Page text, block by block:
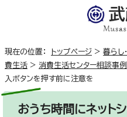
現在の位置： トップページ > 暮らし
費生活 > 消費生活センター相談事例
入ボタンを押す前に注意を
おうち時間にネット